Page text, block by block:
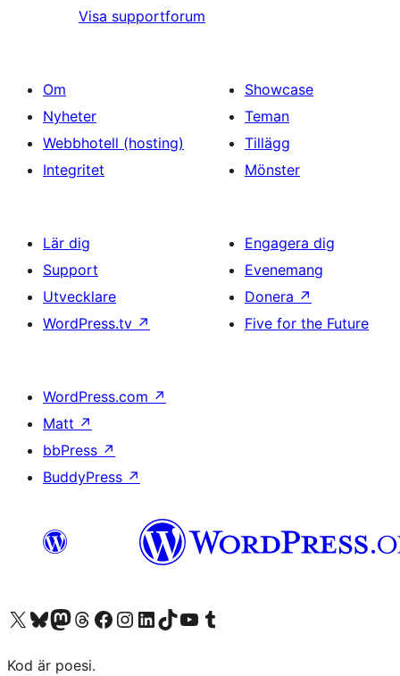
Visa supportforum
Om
Nyheter
Webbhotell (hosting)
Integritet
Showcase
Teman
Tillägg
Mönster
Lär dig
Support
Utvecklare
WordPress.tv ↗
Engagera dig
Evenemang
Donera ↗
Five for the Future
WordPress.com ↗
Matt ↗
bbPress ↗
BuddyPress ↗
Besök vår X-konto (f.d. Twitter)
Besök vårt Bluesky-konto
Besök vårt Mastodon-konto
Besök vårt Thread-konto
Besök vår Facebook-sidaBesök vårt Instagram-konto
Besök vårt LinkedIn-konto
Besök vårt TikTok-konto
Besök vår YouTube-kanalBesök vårt Tumblr-konto
Kod är poesi.